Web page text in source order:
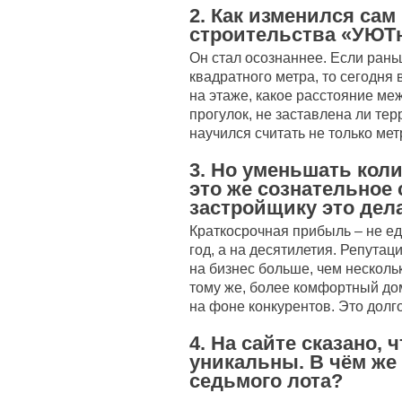
2. Как изменился
строительства
Он стал осознаннее. Если
квадратного метра, то
на этаже, какое расстояние
прогулок, не заставлена ли
научился считать не только
3. Но уменьшать
это же
застройщику это
Краткосрочная прибыль – не
год, а на десятилетия.
на бизнес больше, чем
тому же, более комфортный
на фоне конкурентов. Это
4. На сайте
уникальны. В чём же
седьмого лота?